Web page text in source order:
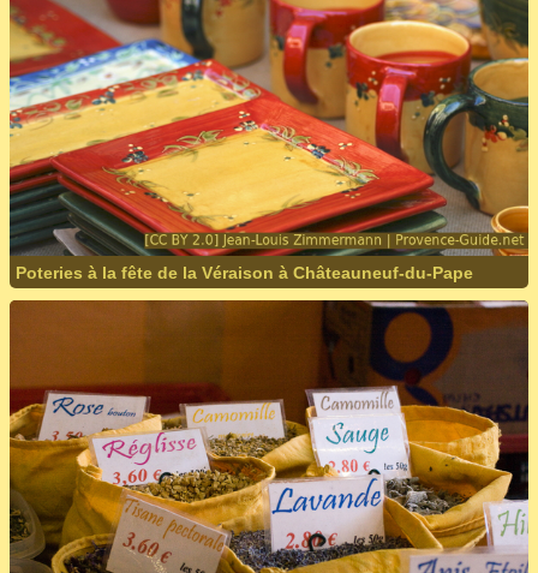
Poteries à la fête de la Véraison à Châteauneuf-du-Pape